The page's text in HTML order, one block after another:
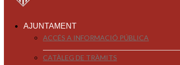
AJUNTAMENT
ACCÉS A INFORMACIÓ PÚBLICA
CATÀLEG DE TRÀMITS